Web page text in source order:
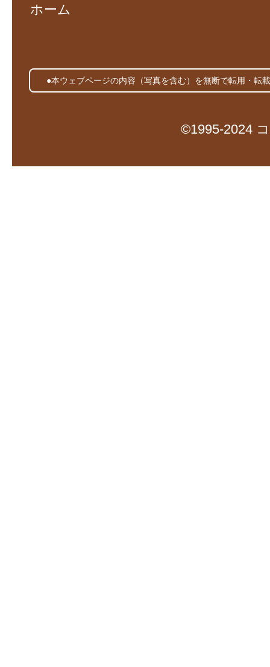
ホーム
●本ウェブページの内容（写真を含む）を無断で転用・転
©1995-2024